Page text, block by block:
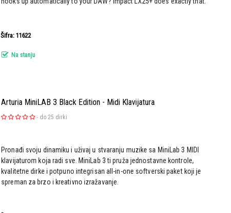
Šifra: 11622
Na stanju
Arturia MiniLAB 3 Black Edition - Midi Klavijatura
- do 25 dirki
Pronađi svoju dinamiku i uživaj u stvaranju muzike sa MiniLab 3 MIDI
klavijaturom koja radi sve. MiniLab 3 ti pruža jednostavne kontrole,
kvalitetne dirke i potpuno integrisan all-in-one softverski paket koji je
spreman za brzo i kreativno izražavanje.